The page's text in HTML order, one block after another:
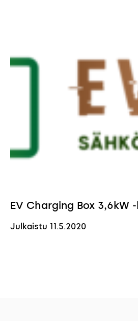
EV Charging Box 3,6kW
Julkaistu 11.5.2020